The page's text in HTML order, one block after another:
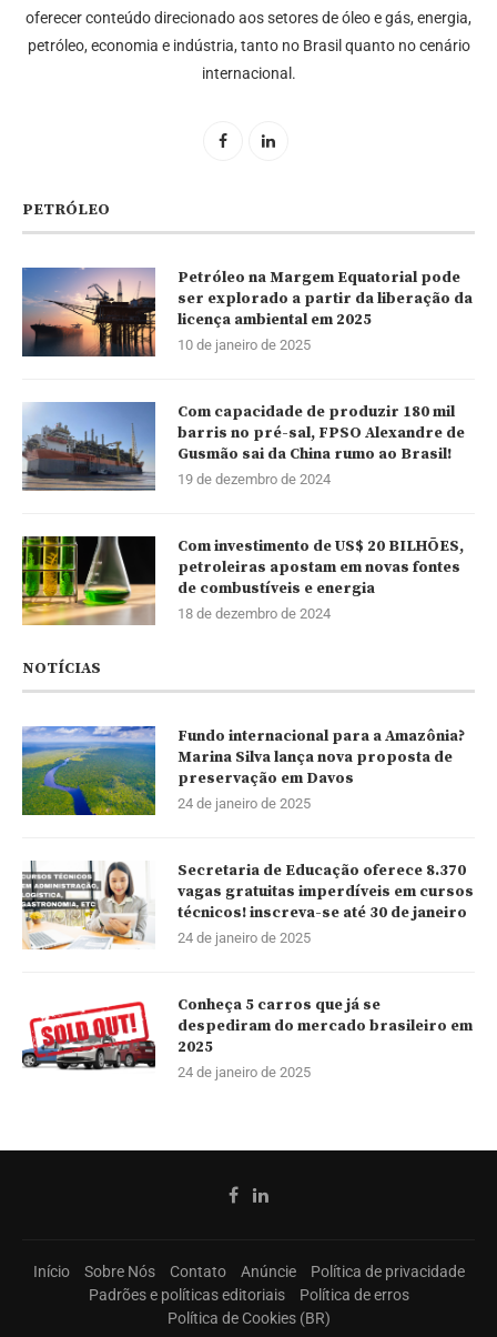
oferecer conteúdo direcionado aos setores de óleo e gás, energia,
petróleo, economia e indústria, tanto no Brasil quanto no cenário
internacional.
PETRÓLEO
Petróleo na Margem Equatorial pode
ser explorado a partir da liberação da
licença ambiental em 2025
10 de janeiro de 2025
Com capacidade de produzir 180 mil
barris no pré-sal, FPSO Alexandre de
Gusmão sai da China rumo ao Brasil!
19 de dezembro de 2024
Com investimento de US$ 20 BILHÕES,
petroleiras apostam em novas fontes
de combustíveis e energia
18 de dezembro de 2024
NOTÍCIAS
Fundo internacional para a Amazônia?
Marina Silva lança nova proposta de
preservação em Davos
24 de janeiro de 2025
Secretaria de Educação oferece 8.370
vagas gratuitas imperdíveis em cursos
técnicos! inscreva-se até 30 de janeiro
24 de janeiro de 2025
Conheça 5 carros que já se
despediram do mercado brasileiro em
2025
24 de janeiro de 2025
Início Sobre Nós Contato Anúncie
Política de privacidade
Padrões e políticas editoriais
Política de erros
Política de Cookies (BR)